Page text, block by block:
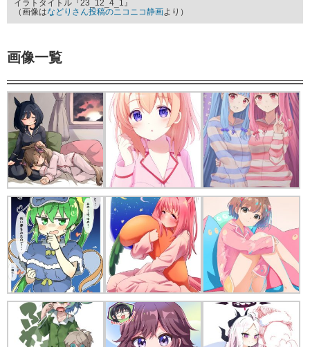
イラトタイトル『23_12_4_1』
（画像はなどりさん投稿のニコニコ静画より）
画像一覧